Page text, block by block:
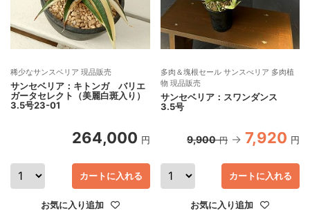
稀少なサンスベリア 現品販売
サンセベリア：キトンガ バリエ
ガータセレクト（美麗白斑入り）
3.5号23-01
264,000 円
お気に入り追加
カートに入れる
多肉＆塊根セール サンスべリア 多肉植
物 現品販売
サンセベリア：スワンダンス
3.5号
9,900 円 7,920 円
お気に入り追加
カートに入れる